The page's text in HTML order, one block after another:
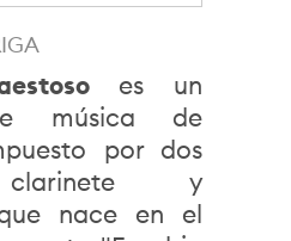
es un
música de
por dos
y
nace en el